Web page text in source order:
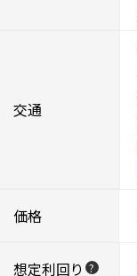
交通
価格
想定利回り ?